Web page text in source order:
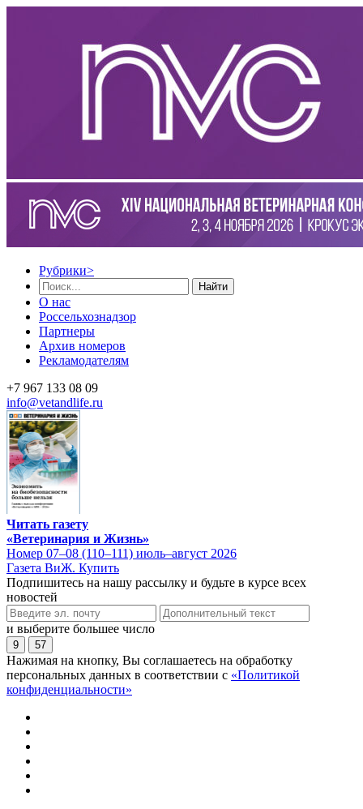
Рубрики>
Найти
О нас
Россельхознадзор
Партнеры
Архив номеров
Рекламодателям
+7 967 133 08 09
info@vetandlife.ru
Читать газету
«Ветеринария и Жизнь»
Номер 07–08 (110–111) июль–август 2026
Газета ВиЖ. Купить
Подпишитесь на нашу рассылку и будьте в курсе всех
новостей
и выберите большее число
9 57
Нажимая на кнопку, Вы соглашаетесь на обработку
персональных данных в соответствии с «Политикой
конфиденциальности»